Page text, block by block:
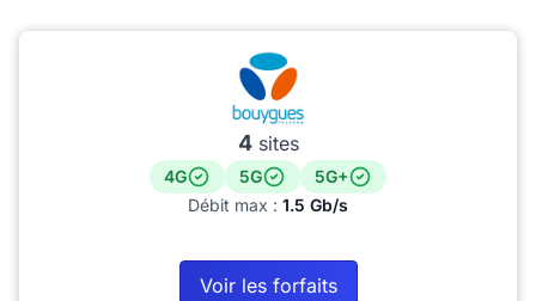
4sites
4G 5G
5G+
Débit max : 1.5 Gb/s
Voir les forfaits